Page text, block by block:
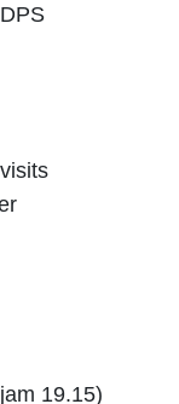
19.15)